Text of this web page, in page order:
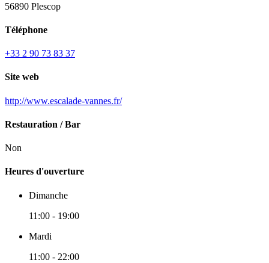
56890 Plescop
Téléphone
+33 2 90 73 83 37
Site web
http://www.escalade-vannes.fr/
Restauration / Bar
Non
Heures d'ouverture
Dimanche
11:00 - 19:00
Mardi
11:00 - 22:00